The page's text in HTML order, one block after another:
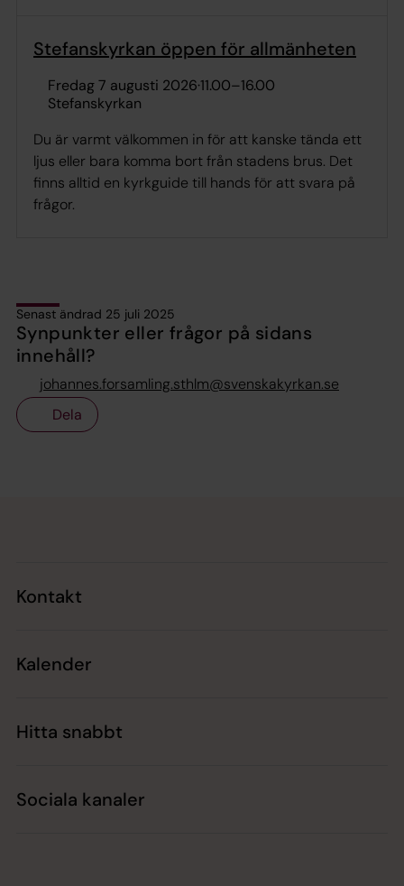
Stefanskyrkan öppen för allmänheten
fredag 7 augusti 2026·11.00–16.00
Stefanskyrkan
Du är varmt välkommen in för att kanske tända ett
ljus eller bara komma bort från stadens brus. Det
finns alltid en kyrkguide till hands för att svara på
frågor.
Senast ändrad 25 juli 2025
Synpunkter eller frågor på sidans
innehåll?
johannes.forsamling.sthlm@svenskakyrkan.se
Dela
Kontakt
Kalender
Hitta snabbt
Sociala kanaler